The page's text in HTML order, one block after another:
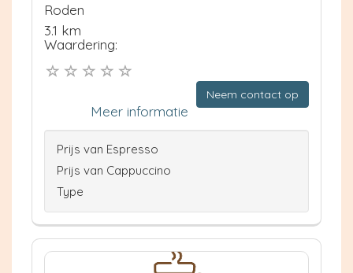
Roden
3.1 km
Waardering:
Neem contact op
Meer informatie
Prijs van Espresso
Prijs van Cappuccino
Type